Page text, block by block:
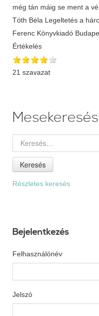
még tán máig se ment a
Tóth Béla Legeltetés a
Ferenc Könyvkiadó
Értékelés
21 szavazat
Mesekeresés
Keresés
Részletes keresés
Bejelentkezés
Felhasználónév
Jelszó